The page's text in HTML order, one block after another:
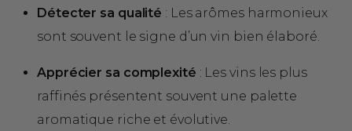
Détecter sa qualité : Les arômes harmonieux
sont souvent le signe d’un vin bien élaboré.
Apprécier sa complexité : Les vins les plus
raffinés présentent souvent une palette
aromatique riche et évolutive.